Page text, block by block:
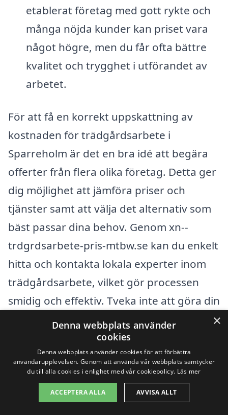
etablerat företag med gott rykte och
många nöjda kunder kan priset vara
något högre, men du får ofta bättre
kvalitet och trygghet i utförandet av
arbetet.
För att få en korrekt uppskattning av
kostnaden för trädgårdsarbete i
Sparreholm är det en bra idé att begära
offerter från flera olika företag. Detta ger
dig möjlighet att jämföra priser och
tjänster samt att välja det alternativ som
bäst passar dina behov. Genom xn--
trdgrdsarbete-pris-mtbw.se kan du enkelt
hitta och kontakta lokala experter inom
trädgårdsarbete, vilket gör processen
smidig och effektiv. Tveka inte att göra din
research för att säkerställa att du får
bästa möjliga resultat för din trädgård!
Få 3 erbjudanden, gratis och utan
förpliktelser
×
Denna webbplats använder
cookies
Denna webbplats använder cookies för att förbättra
användarupplevelsen. Genom att använda vår webbplats samtycker
du till alla cookies i enlighet med vår cookiepolicy. Läs mer
ACCEPTERA ALLA AVVISA ALLT